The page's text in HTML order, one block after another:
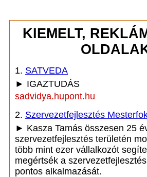
KIEMELT,
1. SATVEDA
► IGAZTUDÁS
sadvidya.hupont.hu
2. Szervezetfejlesztés
► Kasza Tamás összesen 25
szervezetfejlesztés területén
több mint ezer vállalkozót
megértsék a
pontos alkalmazását.